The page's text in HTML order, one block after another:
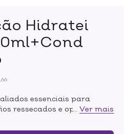
Hidratei
essenciais para
ressecados e opacos:
garante limpeza
Ver mais